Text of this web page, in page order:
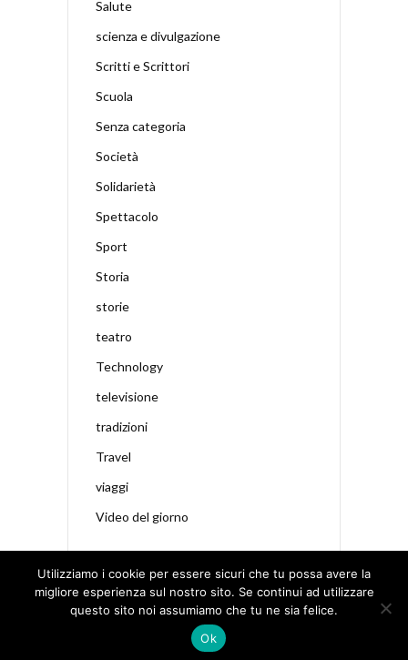
Salute
scienza e divulgazione
Scritti e Scrittori
Scuola
Senza categoria
Società
Solidarietà
Spettacolo
Sport
Storia
storie
teatro
Technology
televisione
tradizioni
Travel
viaggi
Video del giorno
Utilizziamo i cookie per essere sicuri che tu possa avere la
migliore esperienza sul nostro sito. Se continui ad utilizzare
questo sito noi assumiamo che tu ne sia felice.
Ok